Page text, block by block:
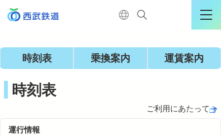
運行情報詳細
TOP
時刻表 乗換案内 運賃案内
時刻表
ご利用にあたって
運行情報